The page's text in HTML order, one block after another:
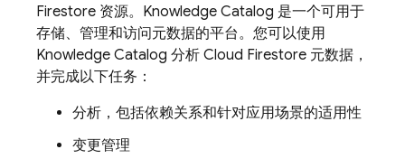
Firestore 资源。Knowledge Catalog 是一个可用于
存储、管理和访问元数据的平台。您可以使用
Knowledge Catalog 分析 Cloud Firestore 元数据，
并完成以下任务：
分析，包括依赖关系和针对应用场景的适用性
变更管理